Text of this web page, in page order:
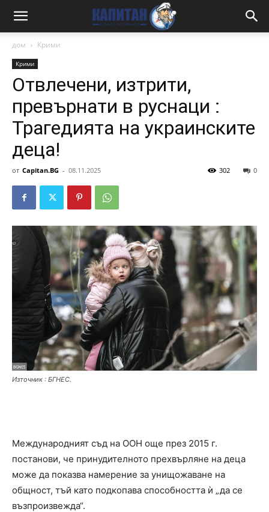
дом Крими
Крими
Отвлечени, изтрити,
превърнати в руснаци :
Трагедията на украинските
деца!
от Capitan.BG - 08.11.2025 0
302
Източник : БГНЕС.
Международният съд на ООН още през 2015 г.
постанови, че принудителното прехвърляне на деца
може да показва намерение за унищожаване на
общност, тъй като подкопава способността ѝ „да се
възпроизвежда“.